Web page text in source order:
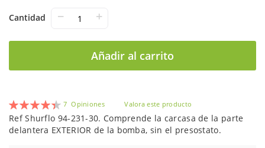
Cantidad − +
Añadir al carrito
de
Valoración:
89
% of100
7 Opiniones Valora este producto
Ref Shurflo 94-231-30. Comprende la carcasa de la parte
delantera EXTERIOR de la bomba, sin el presostato.